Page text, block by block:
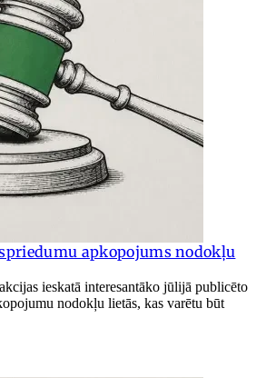
apkopojums nodokļu
ieskatā interesantāko jūlijā publicēto
nodokļu lietās, kas varētu būt